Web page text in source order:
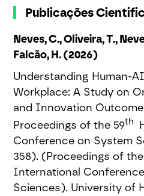
Publicações
Neves, C., Oliveira, T.,
Falcão, H. (2026)
Understanding Human-
Workplace: A Study on
and Innovation
Proceedings of the 59th
Conference on System
358). (Proceedings of
International
Sciences). University of